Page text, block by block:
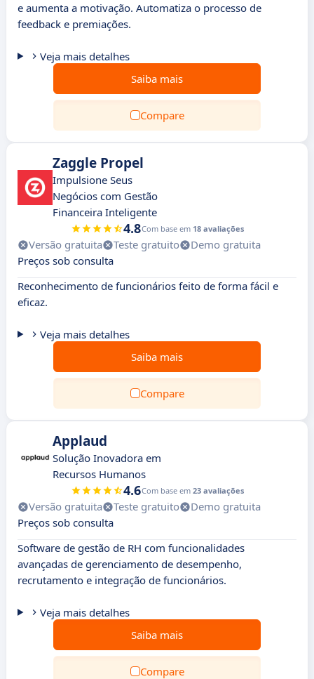
e aumenta a motivação. Automatiza o processo de
feedback e premiações.
Veja mais detalhes
Saiba mais
Compare
Zaggle Propel
Impulsione Seus
Negócios com Gestão
Financeira Inteligente
4.8Com base em 18 avaliações
Versão gratuita Teste gratuito
Demo gratuita
Preços sob consulta
Reconhecimento de funcionários feito de forma fácil e
eficaz.
Veja mais detalhes
Saiba mais
Compare
Applaud
Solução Inovadora em
Recursos Humanos
4.6Com base em 23 avaliações
Versão gratuita Teste gratuito
Demo gratuita
Preços sob consulta
Software de gestão de RH com funcionalidades
avançadas de gerenciamento de desempenho,
recrutamento e integração de funcionários.
Veja mais detalhes
Saiba mais
Compare